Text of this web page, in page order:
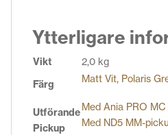
Ytterligare
Vikt
2,0 kg
Färg
Matt Vit, Polaris
Utförande
Pickup
Med Ania PRO
Med ND5 MM-